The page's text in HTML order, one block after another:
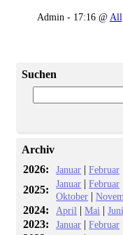
Admin - 17:16 @
Suchen
Archiv
2026:
Januar |Februar
2025: Januar |Februar
Oktober |
2024: April |Mai |Juni
2023: Januar |Februar